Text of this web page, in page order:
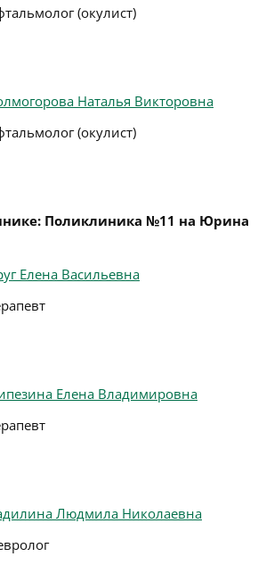
(окулист)
Наталья Викторовна
(окулист)
Поликлиника №11 на Юрина
Елена Васильевна
Елена Владимировна
Людмила Николаевна